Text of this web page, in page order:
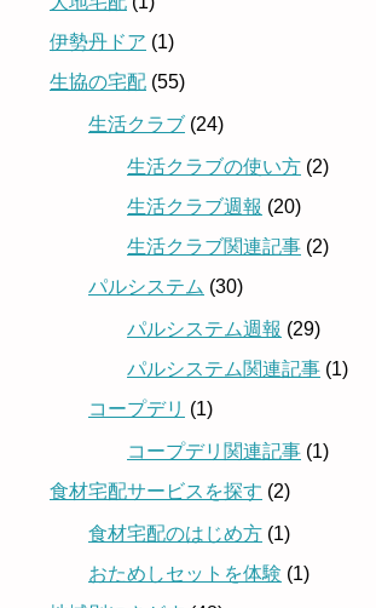
伊勢丹ドア (1)
生協の宅配 (55)
生活クラブ (24)
生活クラブの使い方 (2)
生活クラブ週報 (20)
生活クラブ関連記事 (2)
パルシステム (30)
パルシステム週報 (29)
パルシステム関連記事 (1)
コープデリ (1)
コープデリ関連記事 (1)
食材宅配サービスを探す (2)
食材宅配のはじめ方 (1)
おためしセットを体験 (1)